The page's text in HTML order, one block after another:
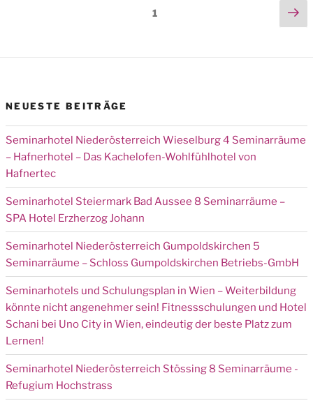
Page1
NEUESTE BEITRÄGE
Seminarhotel Niederösterreich Wieselburg 4 Seminarräume
– Hafnerhotel – Das Kachelofen-Wohlfühlhotel von
Hafnertec
Seminarhotel Steiermark Bad Aussee 8 Seminarräume –
SPA Hotel Erzherzog Johann
Seminarhotel Niederösterreich Gumpoldskirchen 5
Seminarräume – Schloss Gumpoldskirchen Betriebs-GmbH
Seminarhotels und Schulungsplan in Wien – Weiterbildung
könnte nicht angenehmer sein! Fitnessschulungen und Hotel
Schani bei Uno City in Wien, eindeutig der beste Platz zum
Lernen!
Seminarhotel Niederösterreich Stössing 8 Seminarräume -
Refugium Hochstrass